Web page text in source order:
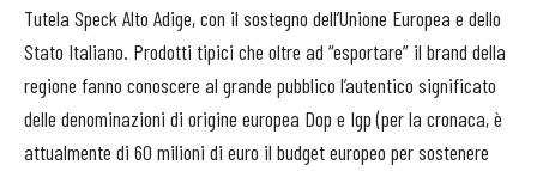
Tutela Speck Alto Adige, con il sostegno dell’Unione Europea e dello
Stato Italiano. Prodotti tipici che oltre ad “esportare” il brand della
regione fanno conoscere al grande pubblico l’autentico significato
delle denominazioni di origine europea Dop e Igp (per la cronaca, è
attualmente di 60 milioni di euro il budget europeo per sostenere